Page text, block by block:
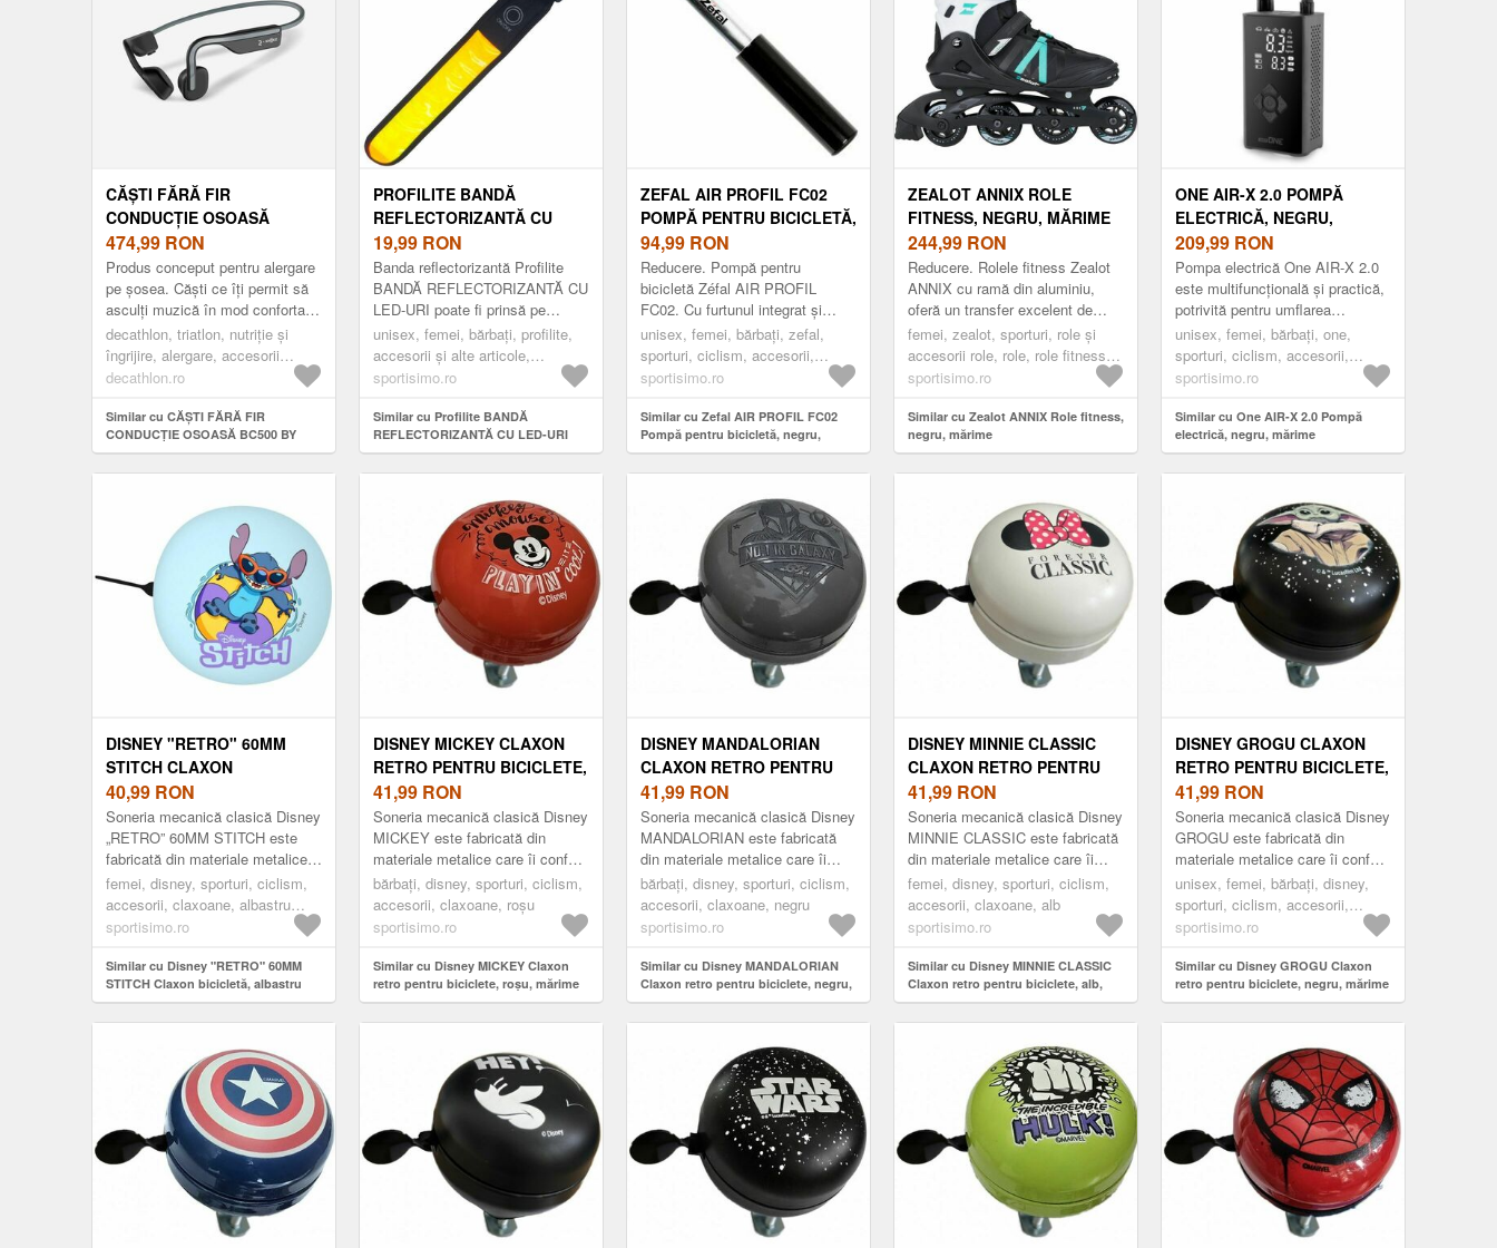
CĂȘTI FĂRĂ FIR
CONDUCȚIE OSOASĂ
BC500 BY SHOKZ
474,99 RON
Produs conceput pentru alergare
pe șosea. Căști ce îți permit să
asculți muzică în mod confortabil
și să rămâi conectat la mediul
înconjurător.
decathlon, triatlon, nutriție și
îngrijire, alergare, accesorii
alergare, căști alergare
decathlon.ro
Similar cu CĂȘTI FĂRĂ FIR
CONDUCȚIE OSOASĂ BC500 BY
SHOKZ
PROFILITE BANDĂ
REFLECTORIZANTĂ CU
LED-URI BANDĂ
REFLECTORIZANTĂ, NEON
REFLECTORIZANT, MĂRIME
19,99 RON
Banda reflectorizantă Profilite
BANDĂ REFLECTORIZANTĂ CU
LED-URI poate fi prinsă pe
rucsac sau la un alt loc vizibil cu
ajutorul carabinierei. Dato...
unisex, femei, bărbați, profilite,
accesorii și alte articole,
accesorii reflectorizante, neon
sportisimo.ro
Similar cu Profilite BANDĂ
REFLECTORIZANTĂ CU LED-URI
Bandă reflectorizantă, neon
reflectorizant, mărime
ZEFAL AIR PROFIL FC02
POMPĂ PENTRU BICICLETĂ,
NEGRU, MĂRIME
94,99 RON
Reducere. Pompă pentru
bicicletă Zéfal AIR PROFIL
FC02. Cu furtunul integrat și
capătul Z-Flex, construcția din
aluminiu este ideală pentru
bicicleta ta de ș...
unisex, femei, bărbați, zefal,
sporturi, ciclism, accesorii,
pompe, negru
sportisimo.ro
Similar cu Zefal AIR PROFIL FC02
Pompă pentru bicicletă, negru,
mărime
ZEALOT ANNIX ROLE
FITNESS, NEGRU, MĂRIME
244,99 RON
Reducere. Rolele fitness Zealot
ANNIX cu ramă din aluminiu,
oferă un transfer excelent de
energie între picior și șosea,
stabilitate și control în timpul
mer...
femei, zealot, sporturi, role și
accesorii role, role, role fitness,
negru
sportisimo.ro
Similar cu Zealot ANNIX Role fitness,
negru, mărime
ONE AIR-X 2.0 POMPĂ
ELECTRICĂ, NEGRU,
MĂRIME
209,99 RON
Pompa electrică One AIR-X 2.0
este multifuncțională și practică,
potrivită pentru umflarea
anvelopelor la mașini,
motociclete, biciclete și
echipam...
unisex, femei, bărbați, one,
sporturi, ciclism, accesorii,
pompe, negru
sportisimo.ro
Similar cu One AIR-X 2.0 Pompă
electrică, negru, mărime
DISNEY "RETRO" 60MM
STITCH CLAXON
BICICLETĂ, ALBASTRU
DESCHIS, MĂRIME
40,99 RON
Soneria mecanică clasică Disney
„RETRO” 60MM STITCH este
fabricată din materiale metalice
care îi conferă o structură
robustă și durabilă. Este con...
femei, disney, sporturi, ciclism,
accesorii, claxoane, albastru
deschis
sportisimo.ro
Similar cu Disney "RETRO" 60MM
STITCH Claxon bicicletă, albastru
deschis, mărime
DISNEY MICKEY CLAXON
RETRO PENTRU BICICLETE,
ROȘU, MĂRIME
41,99 RON
Soneria mecanică clasică Disney
MICKEY este fabricată din
materiale metalice care îi conferă
o construcție robustă și durabilă.
Are un design retro...
bărbați, disney, sporturi, ciclism,
accesorii, claxoane, roșu
sportisimo.ro
Similar cu Disney MICKEY Claxon
retro pentru biciclete, roșu, mărime
DISNEY MANDALORIAN
CLAXON RETRO PENTRU
BICICLETE, NEGRU,
MĂRIME
41,99 RON
Soneria mecanică clasică Disney
MANDALORIAN este fabricată
din materiale metalice care îi
conferă o construcție robustă și
durabilă. Are un design ...
bărbați, disney, sporturi, ciclism,
accesorii, claxoane, negru
sportisimo.ro
Similar cu Disney MANDALORIAN
Claxon retro pentru biciclete, negru,
mărime
DISNEY MINNIE CLASSIC
CLAXON RETRO PENTRU
BICICLETE, ALB, MĂRIME
41,99 RON
Soneria mecanică clasică Disney
MINNIE CLASSIC este fabricată
din materiale metalice care îi
conferă o construcție robustă și
durabilă. Are un desi...
femei, disney, sporturi, ciclism,
accesorii, claxoane, alb
sportisimo.ro
Similar cu Disney MINNIE CLASSIC
Claxon retro pentru biciclete, alb,
mărime
DISNEY GROGU CLAXON
RETRO PENTRU BICICLETE,
NEGRU, MĂRIME
41,99 RON
Soneria mecanică clasică Disney
GROGU este fabricată din
materiale metalice care îi conferă
o construcție robustă și durabilă.
Are un design retro ...
unisex, femei, bărbați, disney,
sporturi, ciclism, accesorii,
claxoane, negru
sportisimo.ro
Similar cu Disney GROGU Claxon
retro pentru biciclete, negru, mărime